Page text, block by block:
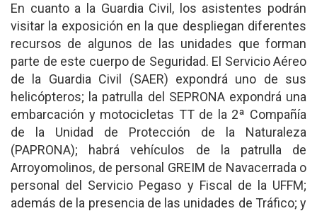
En cuanto a la Guardia Civil, los asistentes podrán
visitar la exposición en la que despliegan diferentes
recursos de algunos de las unidades que forman
parte de este cuerpo de Seguridad. El Servicio Aéreo
de la Guardia Civil (SAER) expondrá uno de sus
helicópteros; la patrulla del SEPRONA expondrá una
embarcación y motocicletas TT de la 2ª Compañía
de la Unidad de Protección de la Naturaleza
(PAPRONA); habrá vehículos de la patrulla de
Arroyomolinos, de personal GREIM de Navacerrada o
personal del Servicio Pegaso y Fiscal de la UFFM;
además de la presencia de las unidades de Tráfico; y